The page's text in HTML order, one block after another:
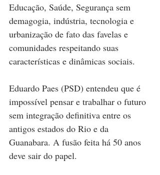
Educação, Saúde, Segurança sem
demagogia, indústria, tecnologia e
urbanização de fato das favelas e
comunidades respeitando suas
características e dinâmicas sociais.
Eduardo Paes (PSD) entendeu que é
impossível pensar e trabalhar o futuro
sem integração definitiva entre os
antigos estados do Rio e da
Guanabara. A fusão feita há 50 anos
deve sair do papel.